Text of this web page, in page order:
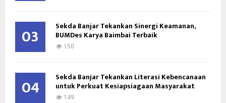
03 Sekda Banjar Tekankan Sinergi Keamanan,
BUMDes Karya Baimbai Terbaik
150
04 Sekda Banjar Tekankan Literasi Kebencanaan
untuk Perkuat Kesiapsiagaan Masyarakat
149